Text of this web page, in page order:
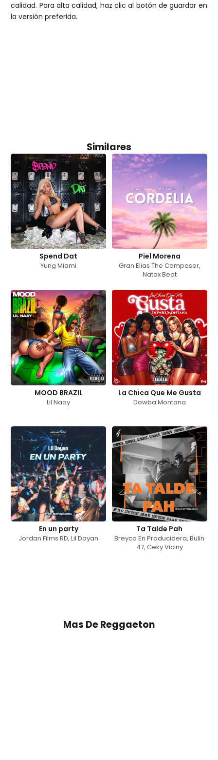
calidad. Para alta calidad, haz clic al botón de guardar en
la versión preferida.
Similares
Spend Dat
Yung Miami
Piel Morena
Gran Elias The Composer,
Natax Beat
MOOD BRAZIL
Lil Naay
La Chica Que Me Gusta
Dowba Montana
En un party
Jordan Films RD,Lil Dayan
Ta Talde Pah
Breyco En Producidera,Bulin
47, Ceky Viciny
Mas DeReggaeton